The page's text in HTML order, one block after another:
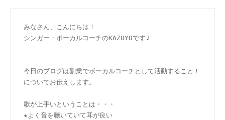
みなさん、こんにちは！
シンガー・ボーカルコーチのKAZUYOです♩
今日のブログは副業でボーカルコーチとして活動すること！
についてお伝えします。
歌が上手いということは・・・
★よく音を聴いていて耳が良い